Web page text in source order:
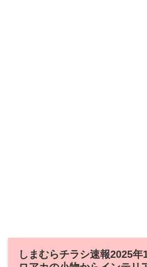
しまむらチラシ速報2025年